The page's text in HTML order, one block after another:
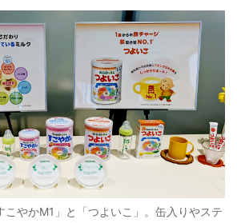
こやかM1」と「つよいこ」。缶入りやステ